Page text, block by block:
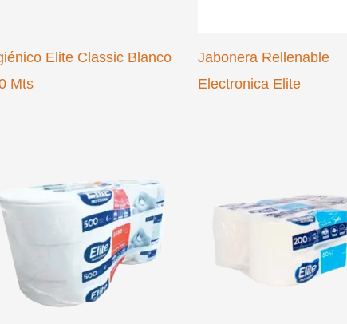
Elite Classic Blanco
Mts
Jabonera Rellenable
Electronica Elite